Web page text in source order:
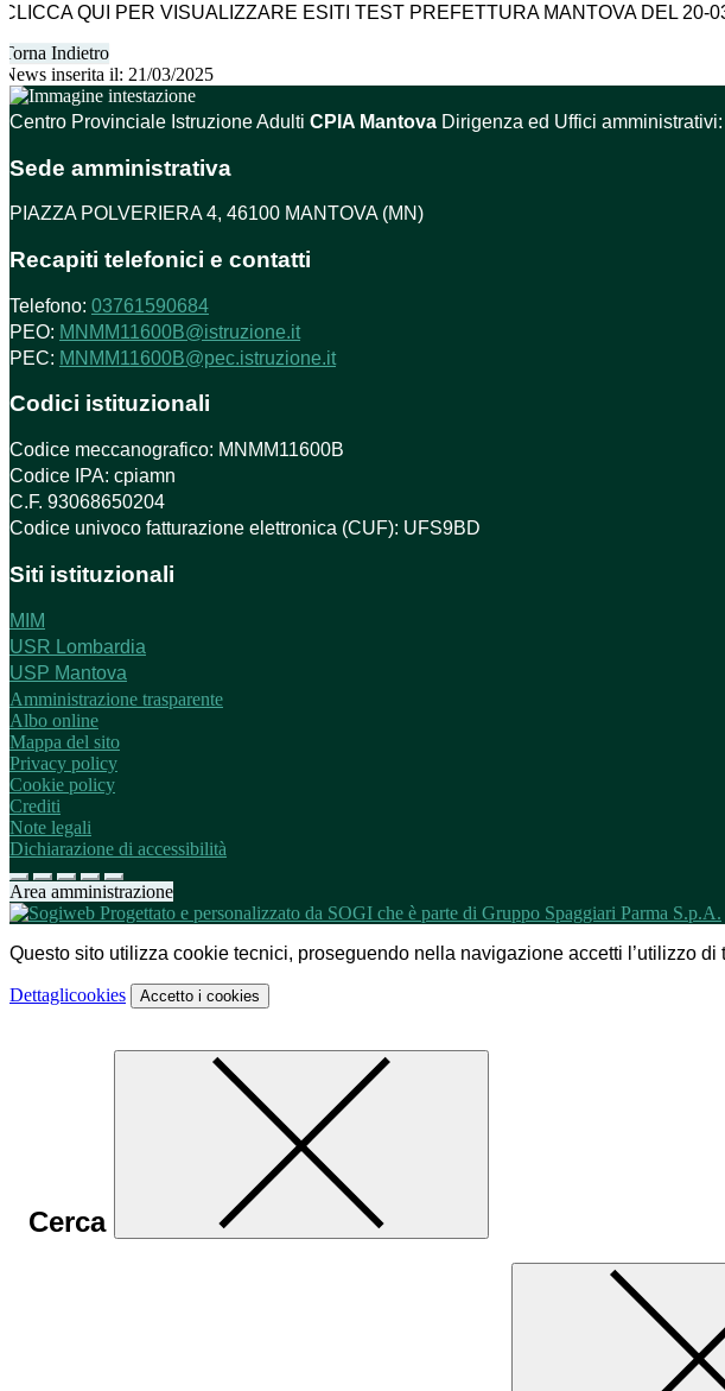
CLICCA QUI PER VISUALIZZARE ESITI TEST PREFETTURA MANTOVA DEL 20-
Torna Indietro
News inserita il: 21/03/2025
Centro Provinciale Istruzione Adulti CPIA Mantova Dirigenza ed Uffici
Sede amministrativa
PIAZZA POLVERIERA 4, 46100 MANTOVA (MN)
Recapiti telefonici e contatti
Telefono: 03761590684
PEO: MNMM11600B@istruzione.it
PEC: MNMM11600B@pec.istruzione.it
Codici istituzionali
Codice meccanografico: MNMM11600B
Codice IPA: cpiamn
C.F. 93068650204
Codice univoco fatturazione elettronica (CUF): UFS9BD
Siti istituzionali
MIM
USR Lombardia
USP Mantova
Amministrazione trasparente
Albo online
Mappa del sito
Privacy policy
Cookie policy
Crediti
Note legali
Dichiarazione di accessibilità
Area amministrazione
Questo sito utilizza cookie tecnici, proseguendo nella navigazione accetti l’utilizzo di
Dettaglicookies Accetto i cookies
Cerca